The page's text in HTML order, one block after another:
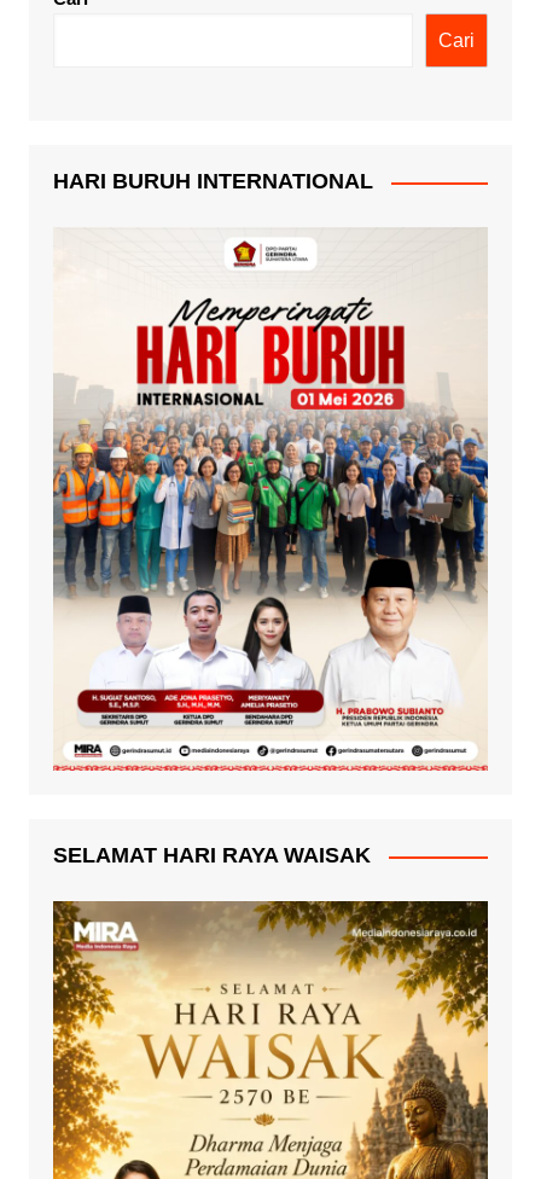
Cari
HARI BURUH INTERNATIONAL
SELAMAT HARI RAYA WAISAK